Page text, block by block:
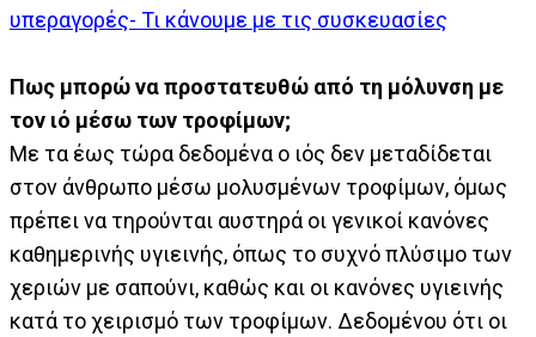
υπεραγορές- Τι κάνουμε με τις συσκευασίες
Πως μπορώ να προστατευθώ από τη μόλυνση με
τον ιό μέσω των τροφίμων;
Με τα έως τώρα δεδομένα ο ιός δεν μεταδίδεται
στον άνθρωπο μέσω μολυσμένων τροφίμων, όμως
πρέπει να τηρούνται αυστηρά οι γενικοί κανόνες
καθημερινής υγιεινής, όπως το συχνό πλύσιμο των
χεριών με σαπούνι, καθώς και οι κανόνες υγιεινής
κατά το χειρισμό των τροφίμων. Δεδομένου ότι οι